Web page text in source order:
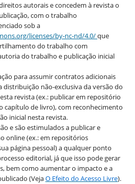
autorais e concedem à revista o
com o trabalho
sob a
licenses/by-nc-nd/4.0/que
do trabalho com
do trabalho e publicação inicial
para assumir contratos adicionais
distribuição não-exclusiva da versão do
revista (ex.: publicar em repositório
capítulo de livro), com reconhecimento
inicial nesta revista.
e são estimulados a publicar e
online (ex.: em repositórios
página pessoal) a qualquer ponto
editorial, já que isso pode gerar
bem como aumentar o impacto e a
(VejaO Efeito do Acesso Livre).